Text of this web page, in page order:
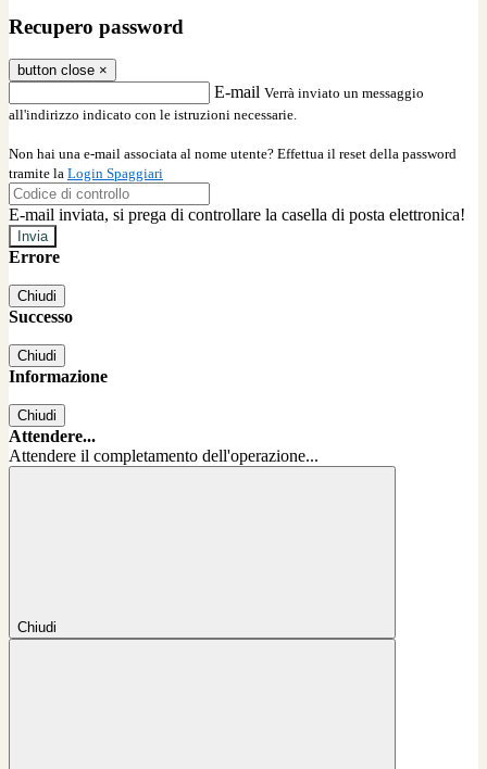
Recupero password
button close ×
E-mail Verrà inviato un messaggio
all'indirizzo indicato con le istruzioni necessarie.
Non hai una e-mail associata al nome utente? Effettua il reset della password
tramite la Login Spaggiari
E-mail inviata, si prega di controllare la casella di posta elettronica!
Errore
Chiudi
Successo
Chiudi
Informazione
Chiudi
Attendere...
Attendere il completamento dell'operazione...
Chiudi